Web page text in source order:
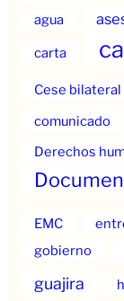
agua
carta
Cese bilateral
comunicado
Derechos
EMC
gobierno
guajira